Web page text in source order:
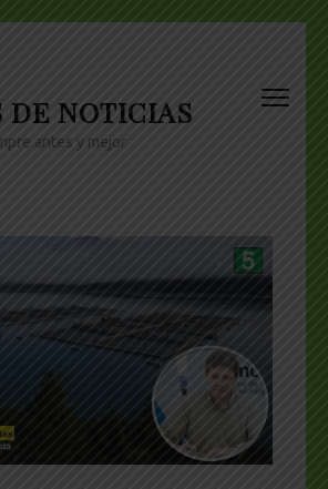
DE NOTICIAS
antes y mejor